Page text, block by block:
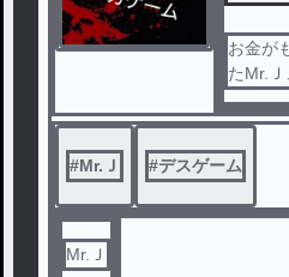
お金が
たMr.Ｊ
さかの
デスゲ
彼らは
のか
#Mr.Ｊ #デスゲーム
Mr.Ｊ